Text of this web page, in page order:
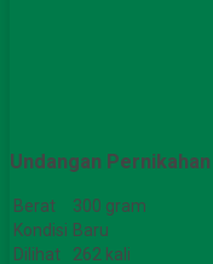
Undangan
Berat
300 gram
Kondisi Baru
Dilihat
262 kali